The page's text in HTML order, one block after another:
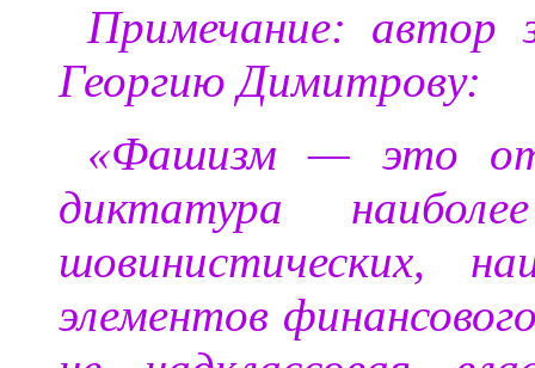
Примечание: автор
Георгию Димитрову:
«Фашизм — это
диктатура
шовинистических,
элементов